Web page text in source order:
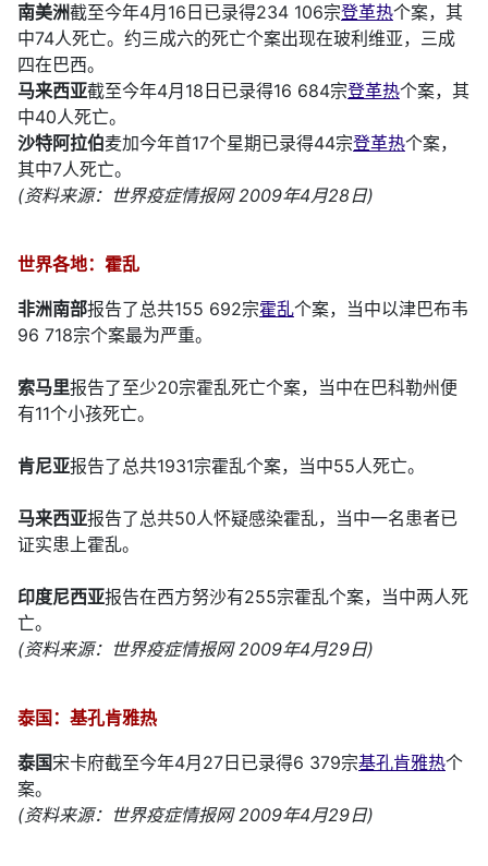
南美洲截至今年4月16日已录得234 106宗登革热个案，其
中74人死亡。约三成六的死亡个案出现在玻利维亚，三成
四在巴西。
马来西亚截至今年4月18日已录得16 684宗登革热个案，其
中40人死亡。
沙特阿拉伯麦加今年首17个星期已录得44宗登革热个案，
其中7人死亡。
(资料来源：世界疫症情报网 2009年4月28日)
世界各地：霍乱
非洲南部报告了总共155 692宗霍乱个案，当中以津巴布韦
96 718宗个案最为严重。
索马里报告了至少20宗霍乱死亡个案，当中在巴科勒州便
有11个小孩死亡。
肯尼亚报告了总共1931宗霍乱个案，当中55人死亡。
马来西亚报告了总共50人怀疑感染霍乱，当中一名患者已
证实患上霍乱。
印度尼西亚报告在西方努沙有255宗霍乱个案，当中两人死
亡。
(资料来源：世界疫症情报网 2009年4月29日)
泰国：基孔肯雅热
泰国宋卡府截至今年4月27日已录得6 379宗基孔肯雅热个
案。
(资料来源：世界疫症情报网 2009年4月29日)